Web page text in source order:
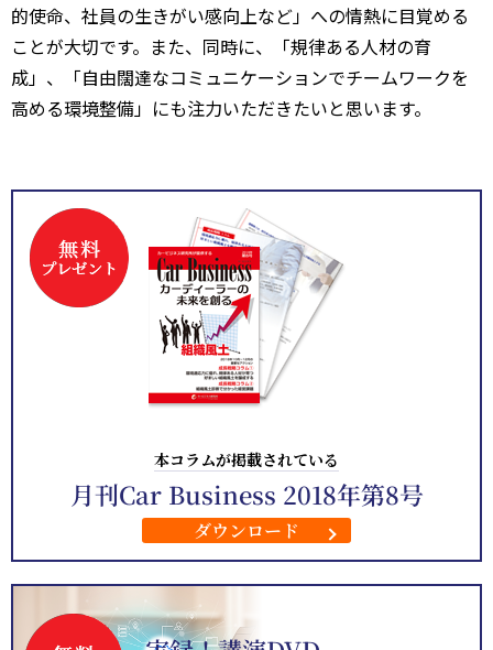
的使命、社員の生きがい感向上など」への情熱に目覚める
ことが大切です。また、同時に、「規律ある人材の育
成」、「自由闊達なコミュニケーションでチームワークを
高める環境整備」にも注力いただきたいと思います。
本コラムが掲載されている
月刊Car Business 2018年第8号
ダウンロード